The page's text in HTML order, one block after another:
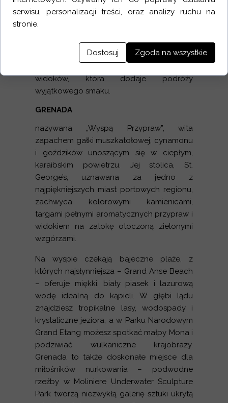
wizytówką wyspy. Po dniu pełnym wrażeń
przychodzi czas na zachód słońca –
najlepiej oglądany z pokładu jachtu, gdy
niebo mieni się odcieniami złota, różu i
purpury. Barbados jako punkt na trasie
widoków, która dodaje podróży
wyjątkowego smaku.
GRENADA
nazywana „Wyspą Przypraw”, wita
zapachem gałki muszkatołowej, cynamonu
i goździków unoszącym się w ciepłym,
karaibskim powietrzu. Jej stolica, St.
George’s, uznawana za jedno z
najpiękniejszych miast portowych regionu,
zachwyca kolorowymi kamienicami,
targami pełnymi aromatycznych przypraw i
widokiem na zatokę otoczoną zielonymi
wzgórzami.
Na wyspie czekają bajeczne plaże, z
których najsłynniejsza – Grand Anse Beach
– oferuje miękki, biały piasek i lazurową
wodę idealną do kąpieli. W głębi lądu
znajdziesz tropikalne lasy, wodospady i
krystaliczne jeziora, a w Parku Narodowym
Grand Etang możesz spotkać małpy Mona i
podziwiać wulkaniczne krajobrazy.
Grenada to także doskonałe miejsce dla
miłośników nurkowania – podwodne
rzeźby w Moliniere Underwater Sculpture
Park tworzą niezwykłą galerię sztuki ukrytą
serwisu, personalizacji treści, oraz analizy ruchu na
stronie.
Dostosuj Zgoda na wszystkie